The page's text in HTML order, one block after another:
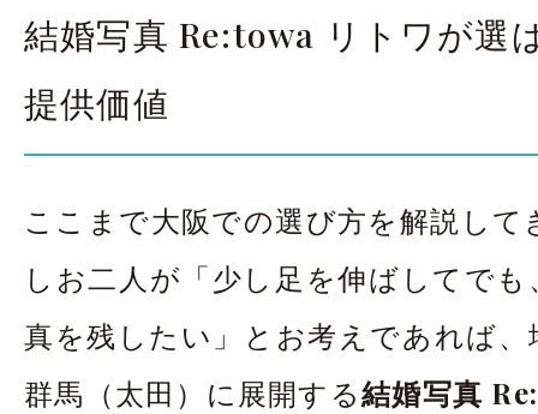
結婚写真 Re:towa リトワが選
提供価値
ここまで大阪での選び方を解説し
しお二人が「少し足を伸ばしてで
真を残したい」とお考えであれば、
群馬（太田）に展開する結婚写真